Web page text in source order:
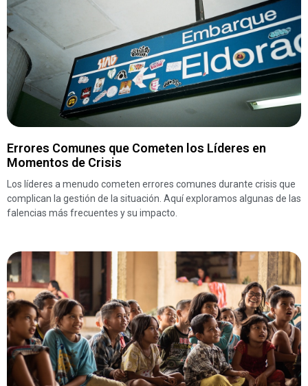
Errores Comunes que Cometen los Líderes en
Momentos de Crisis
Los líderes a menudo cometen errores comunes durante crisis que
complican la gestión de la situación. Aquí exploramos algunas de las
falencias más frecuentes y su impacto.